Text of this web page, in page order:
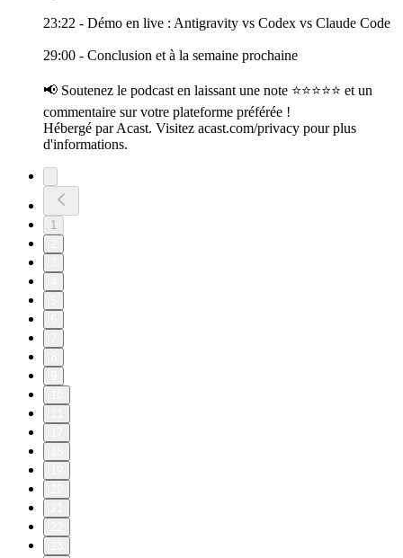
23:22 - Démo en live : Antigravity vs Codex vs Claude Code
29:00 - Conclusion et à la semaine prochaine
📢 Soutenez le podcast en laissant une note ⭐⭐⭐⭐⭐ et un
commentaire sur votre plateforme préférée !
Hébergé par Acast. Visitez acast.com/privacy pour plus
d'informations.
1